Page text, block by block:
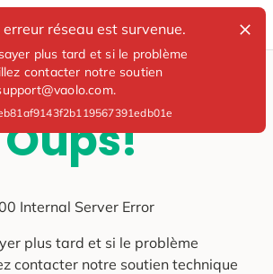
erreur réseau est survenue.
plus tard et si le problème
contacter notre soutien
Oups!
Internal Server Error
plus tard et si le problème
contacter notre soutien technique